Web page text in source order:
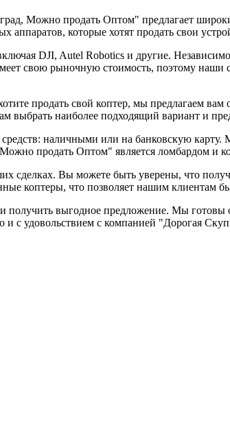
Можно продать Оптом" предлагает
аппаратов, которые хотят продать свои
DJI, Autel Robotics и другие.
свою рыночную стоимость, поэтому наши
продать свой коптер, мы предлагаем
выбрать наиболее подходящий вариант и
наличными или на банковскую карту.
продать Оптом" является ломбардом и
сделках. Вы можете быть уверены, что
коптеры, что позволяет нашим клиентам
получить выгодное предложение. Мы
и с удовольствием с компанией "Дорогая